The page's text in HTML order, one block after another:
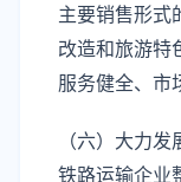
主要销售形式
改造和旅游特
服务健全、市
（六）大力
铁路运输企业